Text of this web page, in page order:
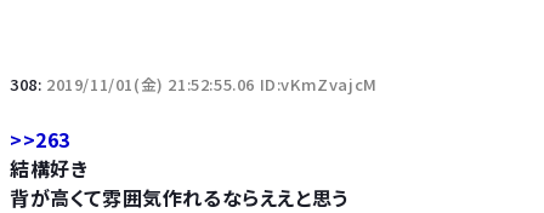
308: 2019/11/01(金) 21:52:55.06 ID:vKmZvajcM
>>263
結構好き
背が高くて雰囲気作れるならええと思う